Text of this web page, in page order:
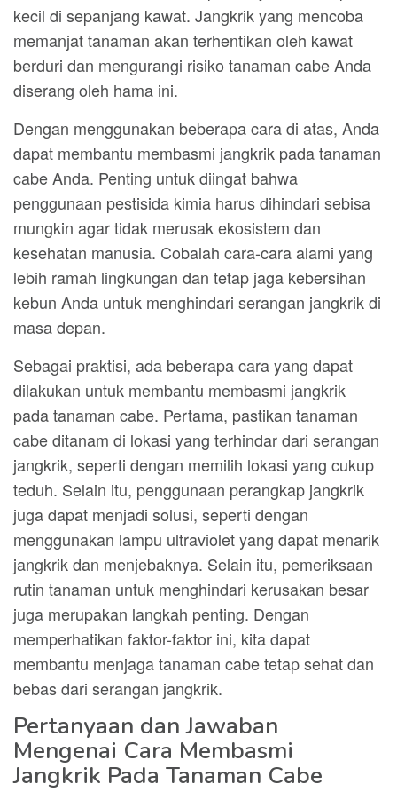
kecil di sepanjang kawat. Jangkrik yang mencoba
memanjat tanaman akan terhentikan oleh kawat
berduri dan mengurangi risiko tanaman cabe Anda
diserang oleh hama ini.
Dengan menggunakan beberapa cara di atas, Anda
dapat membantu membasmi jangkrik pada tanaman
cabe Anda. Penting untuk diingat bahwa
penggunaan pestisida kimia harus dihindari sebisa
mungkin agar tidak merusak ekosistem dan
kesehatan manusia. Cobalah cara-cara alami yang
lebih ramah lingkungan dan tetap jaga kebersihan
kebun Anda untuk menghindari serangan jangkrik di
masa depan.
Sebagai praktisi, ada beberapa cara yang dapat
dilakukan untuk membantu membasmi jangkrik
pada tanaman cabe. Pertama, pastikan tanaman
cabe ditanam di lokasi yang terhindar dari serangan
jangkrik, seperti dengan memilih lokasi yang cukup
teduh. Selain itu, penggunaan perangkap jangkrik
juga dapat menjadi solusi, seperti dengan
menggunakan lampu ultraviolet yang dapat menarik
jangkrik dan menjebaknya. Selain itu, pemeriksaan
rutin tanaman untuk menghindari kerusakan besar
juga merupakan langkah penting. Dengan
memperhatikan faktor-faktor ini, kita dapat
membantu menjaga tanaman cabe tetap sehat dan
bebas dari serangan jangkrik.
Pertanyaan dan Jawaban
Mengenai Cara Membasmi
Jangkrik Pada Tanaman Cabe